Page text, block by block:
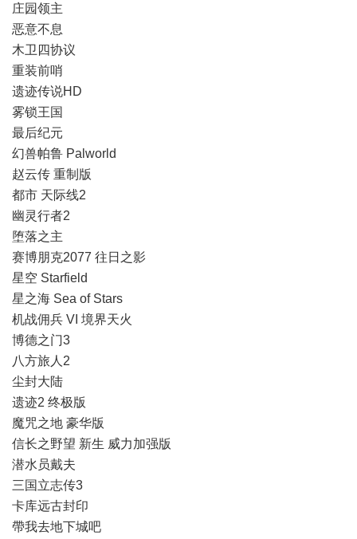
庄园领主
恶意不息
木卫四协议
重装前哨
遗迹传说HD
雾锁王国
最后纪元
幻兽帕鲁 Palworld
赵云传 重制版
都市 天际线2
幽灵行者2
堕落之主
赛博朋克2077 往日之影
星空 Starfield
星之海 Sea of Stars
机战佣兵 VI 境界天火
博德之门3
八方旅人2
尘封大陆
遗迹2 终极版
魔咒之地 豪华版
信长之野望 新生 威力加强版
潜水员戴夫
三国立志传3
卡库远古封印
帶我去地下城吧